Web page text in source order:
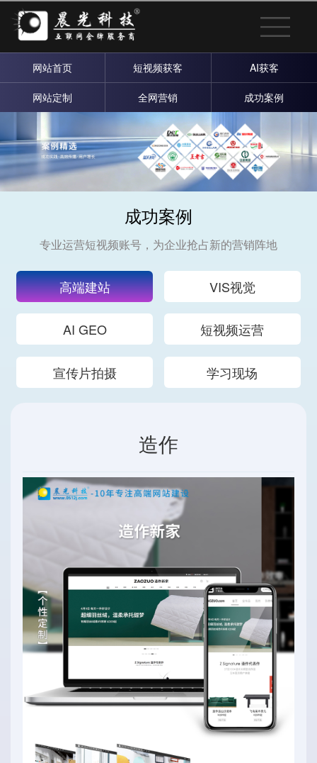
网站首页 短视频获客 AI获客
网站定制 全网营销 成功案例
成功案例
专业运营短视频账号，为企业抢占新的营销阵地
高端建站 VIS视觉
AI GEO 短视频运营
宣传片拍摄 学习现场
造作